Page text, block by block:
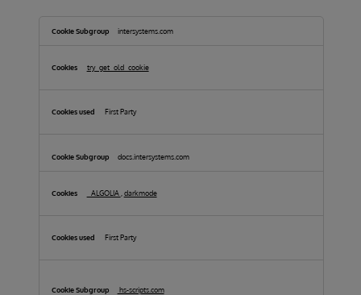
Cookies
intersystems.com
try_get_old_cookie
First Party
docs.intersystems.com
_ALGOLIA darkmode
First Party
hs-scripts.com